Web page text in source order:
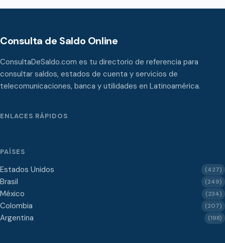
Consulta de Saldo Online
ConsultaDeSaldo.com es tu directorio de referencia para
consultar saldos, estados de cuenta y servicios de
telecomunicaciones, banca y utilidades en Latinoamérica.
ENLACES RÁPIDOS
PAÍSES
Estados Unidos (427)
Brasil (249)
México (234)
Colombia (207)
Argentina (198)